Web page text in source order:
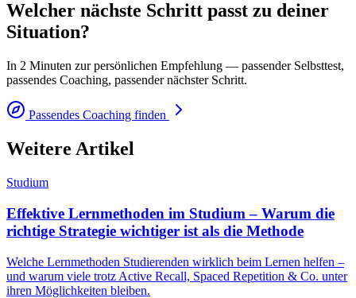
Welcher nächste Schritt passt zu deiner
Situation?
In 2 Minuten zur persönlichen Empfehlung — passender Selbsttest,
passendes Coaching, passender nächster Schritt.
Passendes Coaching finden
Weitere Artikel
Studium
Effektive Lernmethoden im Studium – Warum die
richtige Strategie wichtiger ist als die Methode
Welche Lernmethoden Studierenden wirklich beim Lernen helfen –
und warum viele trotz Active Recall, Spaced Repetition & Co. unter
ihren Möglichkeiten bleiben.